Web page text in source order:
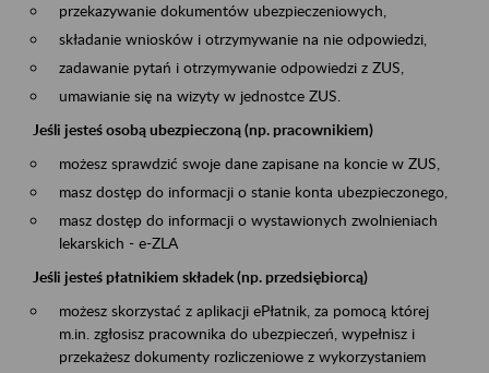
przekazywanie dokumentów ubezpieczeniowych,
składanie wniosków i otrzymywanie na nie odpowiedzi,
zadawanie pytań i otrzymywanie odpowiedzi z ZUS,
umawianie się na wizyty w jednostce ZUS.
Jeśli jesteś osobą ubezpieczoną (np. pracownikiem)
możesz sprawdzić swoje dane zapisane na koncie w ZUS,
masz dostęp do informacji o stanie konta ubezpieczonego,
masz dostęp do informacji o wystawionych zwolnieniach
lekarskich - e-ZLA
Jeśli jesteś płatnikiem składek (np. przedsiębiorcą)
możesz skorzystać z aplikacji ePłatnik, za pomocą której
m.in. zgłosisz pracownika do ubezpieczeń, wypełnisz i
przekażesz dokumenty rozliczeniowe z wykorzystaniem